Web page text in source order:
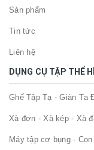
Sản phẩm
Tin tức
Liên hệ
DỤNG CỤ TẬP THỂ
Ghế Tập Tạ - Giàn Tạ
Xà đơn - Xà kép - Xà
Máy tập cơ bụng -